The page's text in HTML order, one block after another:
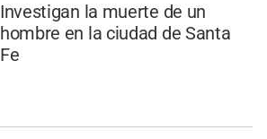
Investigan la muerte de un
hombre en la ciudad de Santa
Fe